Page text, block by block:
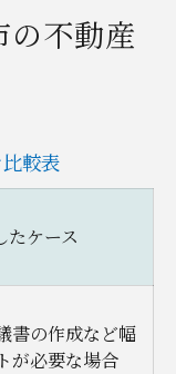
の不動産
較表
たケース
書の作成など幅
が必要な場合